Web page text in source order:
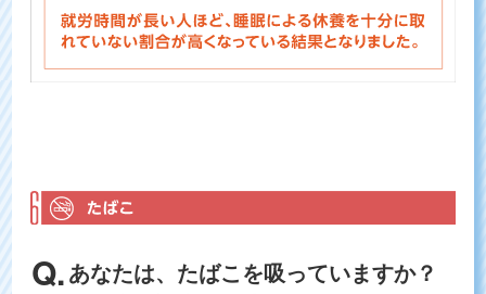
あなたは、たばこを吸っていますか？